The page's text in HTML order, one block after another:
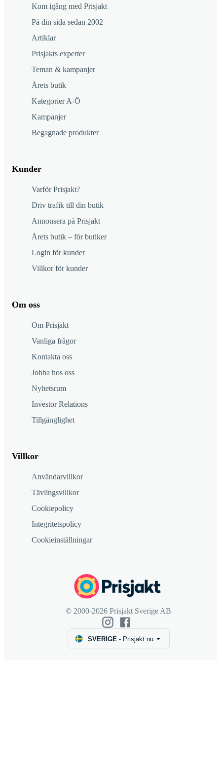
Kom igång med Prisjakt
På din sida sedan 2002
Artiklar
Prisjakts experter
Teman & kampanjer
Årets butik
Kategorier A-Ö
Kampanjer
Begagnade produkter
Kunder
Varför Prisjakt?
Driv trafik till din butik
Annonsera på Prisjakt
Årets butik – för butiker
Login för kunder
Villkor för kunder
Om oss
Om Prisjakt
Vanliga frågor
Kontakta oss
Jobba hos oss
Nyhetsrum
Investor Relations
Tillgänglighet
Villkor
Användarvillkor
Tävlingsvillkor
Cookiepolicy
Integritetspolicy
Cookieinställningar
© 2000-2026 Prisjakt Sverige AB
SVERIGE - Prisjakt.nu